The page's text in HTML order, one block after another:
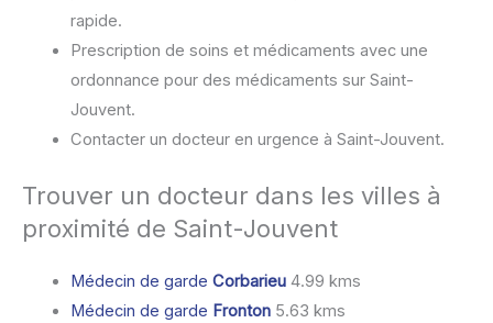
rapide.
Prescription de soins et médicaments avec une
ordonnance pour des médicaments sur Saint-
Jouvent.
Contacter un docteur en urgence à Saint-Jouvent.
Trouver un docteur dans les villes à
proximité de Saint-Jouvent
Médecin de garde Corbarieu4.99 kms
Médecin de garde Fronton5.63 kms